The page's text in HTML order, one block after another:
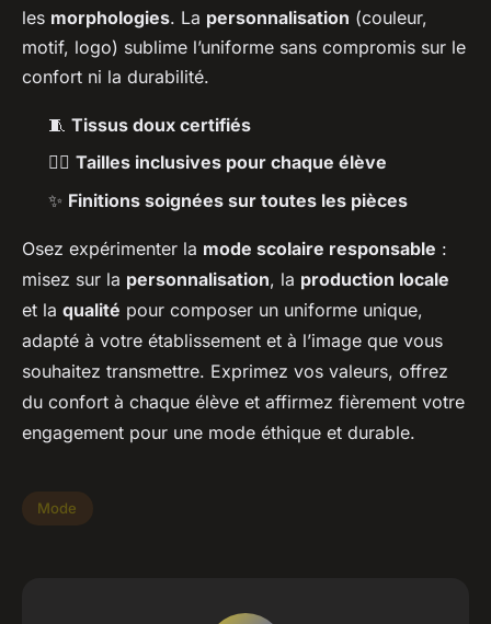
les morphologies. La personnalisation (couleur,
motif, logo) sublime l’uniforme sans compromis sur le
confort ni la durabilité.
🧵 Tissus doux certifiés
🧍‍♂️ Tailles inclusives pour chaque élève
✨ Finitions soignées sur toutes les pièces
Osez expérimenter la mode scolaire responsable :
misez sur la personnalisation, la production locale
et la qualité pour composer un uniforme unique,
adapté à votre établissement et à l’image que vous
souhaitez transmettre. Exprimez vos valeurs, offrez
du confort à chaque élève et affirmez fièrement votre
engagement pour une mode éthique et durable.
Mode